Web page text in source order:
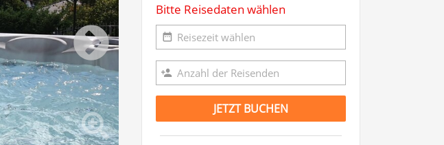
Bitte Reisedaten wählen
JETZT BUCHEN